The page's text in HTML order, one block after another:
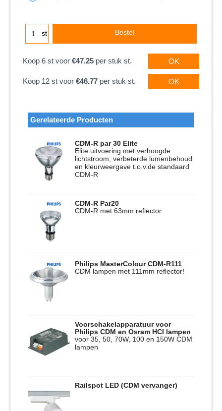
st Bestel
Koop 6 st voor €47.25 per stuk st. OK
Koop 12 st voor €46.77 per stuk st. OK
Gerelateerde Producten
CDM-R par 30 Elite
Elite uitvoering met verhoogde
lichtstroom, verbeterde lumenbehoud
en kleurweergave t.o.v.de standaard
CDM-R
CDM-R Par20
CDM-R met 63mm reflector
Philips MasterColour CDM-R111
CDM lampen met 111mm reflector!
Voorschakelapparatuur voor
Philips CDM en Osram HCI lampen
voor 35, 50, 70W, 100 en 150W CDM
lampen
Railspot LED (CDM vervanger)